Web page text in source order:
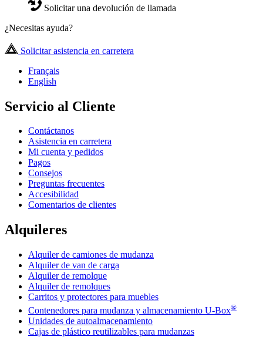
Solicitar una devolución de llamada
¿Necesitas ayuda?
Solicitar asistencia en carretera
Français
English
Servicio al Cliente
Contáctanos
Asistencia en carretera
Mi cuenta y pedidos
Pagos
Consejos
Preguntas frecuentes
Accesibilidad
Comentarios de clientes
Alquileres
Alquiler de camiones de mudanza
Alquiler de van de carga
Alquiler de remolque
Alquiler de remolques
Carritos y protectores para muebles
Contenedores para mudanza y almacenamiento U-Box®
Unidades de autoalmacenamiento
Cajas de plástico reutilizables para mudanzas